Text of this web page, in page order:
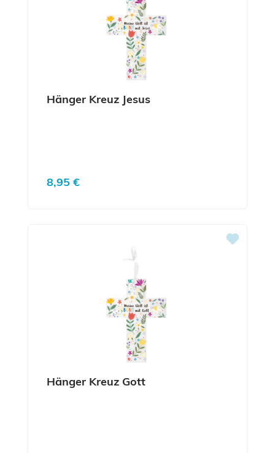
Hänger Kreuz Jesus
Regulärer Preis:
8,95 €
Hänger Kreuz Gott